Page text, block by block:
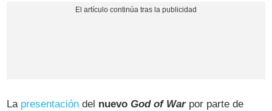
La presentación del nuevoGod of Warpor parte de